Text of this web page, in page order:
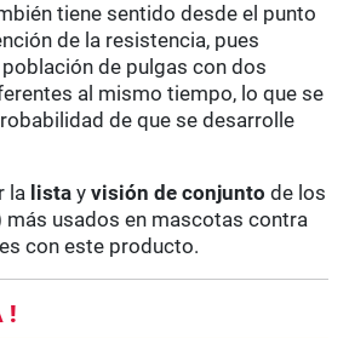
tiene sentido desde el punto
de la resistencia, pues
de pulgas con dos
al mismo tiempo, lo que se
de que se desarrolle
la lista yvisión de conjunto de los
más usados en mascotas contra
con este producto.
!